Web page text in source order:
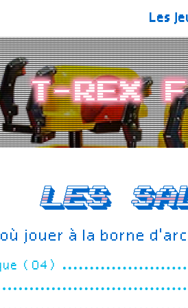
Les
T-Rex
Les
jouer à la borne
(04)